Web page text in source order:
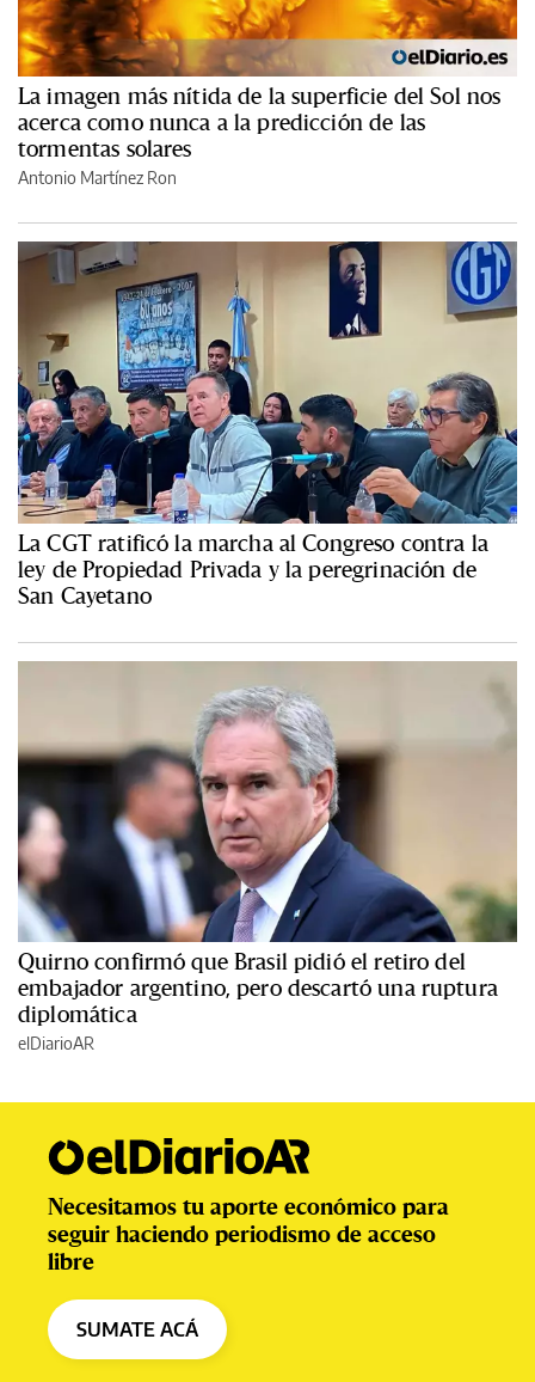
La imagen más nítida de la superficie del Sol nos
acerca como nunca a la predicción de las
tormentas solares
Antonio Martínez Ron
La CGT ratificó la marcha al Congreso contra la
ley de Propiedad Privada y la peregrinación de
San Cayetano
Quirno confirmó que Brasil pidió el retiro del
embajador argentino, pero descartó una ruptura
diplomática
elDiarioAR
Necesitamos tu aporte económico para
seguir haciendo periodismo de acceso
libre
SUMATE ACÁ